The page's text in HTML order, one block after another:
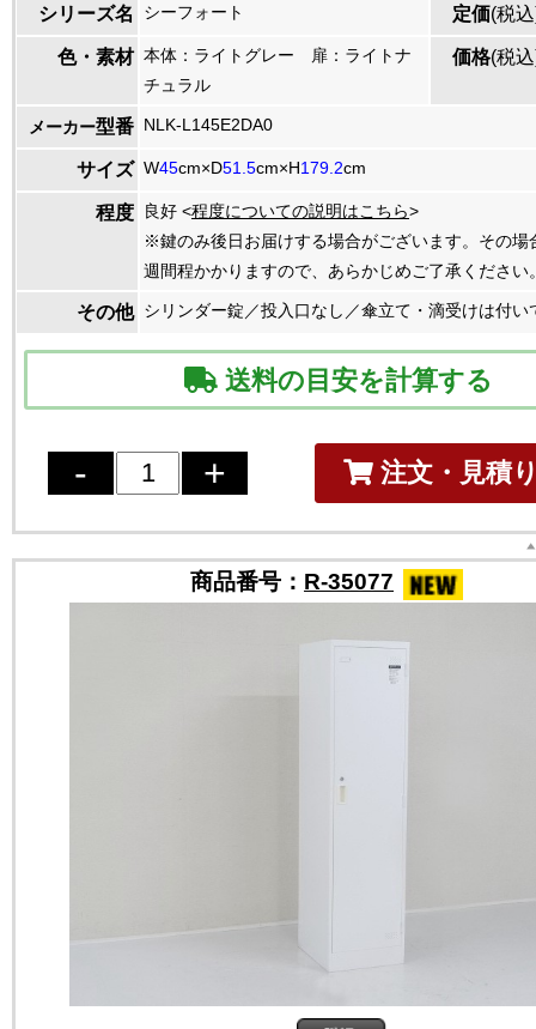
シリーズ名 シーフォート 定価(税
色・素材 本体：ライトグレー 扉：ライトナ
チュラル
価格(税
メーカー型番 NLK-L145E2DA0
サイズ W45cm×D51.5cm×H179.2cm
程度 良好 <程度についての説明はこちら>
※鍵のみ後日お届けする場合がございます。その場
週間程かかりますので、あらかじめご了承ください
その他 シリンダー錠／投入口なし／傘立て・滴受けは付い
送料の目安を計算する
注文・見積
商品番号： R-35077